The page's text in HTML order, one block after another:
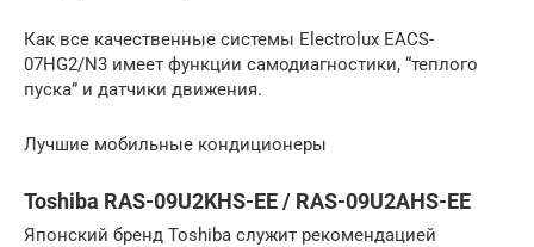
Как все качественные системы Electrolux EACS-
07HG2/N3 имеет функции самодиагностики, “теплого
пуска” и датчики движения.
Лучшие мобильные кондиционеры
Toshiba RAS-09U2KHS-EE / RAS-09U2AHS-EE
Японский бренд Toshiba служит рекомендацией